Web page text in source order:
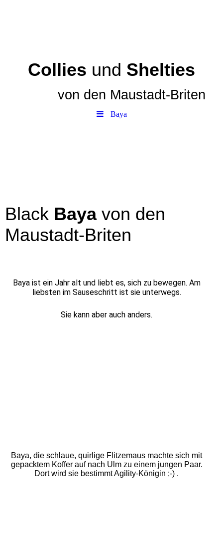
Collies und Shelties
von den Maustadt-Briten
Baya
Black Baya von den
Maustadt-Briten
Baya ist ein Jahr alt und liebt es, sich zu bewegen. Am
liebsten im Sauseschritt ist sie unterwegs.
Sie kann aber auch anders.
Baya, die schlaue, quirlige Flitzemaus machte sich mit
gepacktem Koffer auf nach Ulm zu einem jungen Paar.
Dort wird sie bestimmt Agility-Königin ;-) .